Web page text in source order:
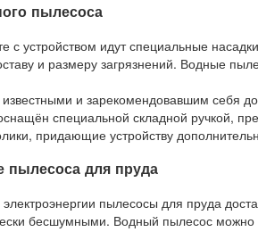
пылесоса
с устройством идут специальные
и размеру загрязнений. Водные
и зарекомендовавшим себя
специальной складной ручкой,
придающие устройству
пылесоса для пруда
пылесосы для пруда
бесшумными. Водный пылесос можно